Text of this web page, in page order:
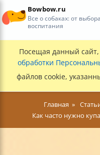
Bowbow.ru
Все о собаках: от
воспитания
Посещая данный
обработки
файлов cookie,
Главная
Как часто нужно